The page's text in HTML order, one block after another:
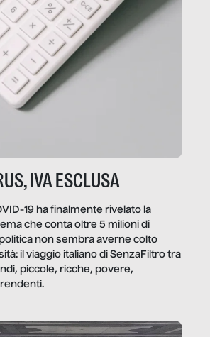
IVA ESCLUSA
19 ha finalmente rivelato la
che conta oltre 5 milioni di
non sembra averne colto
il viaggio italiano di SenzaFiltro tra
piccole, ricche, povere,